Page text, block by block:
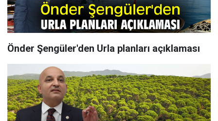
Önder Şengüler'den Urla planları açıklaması